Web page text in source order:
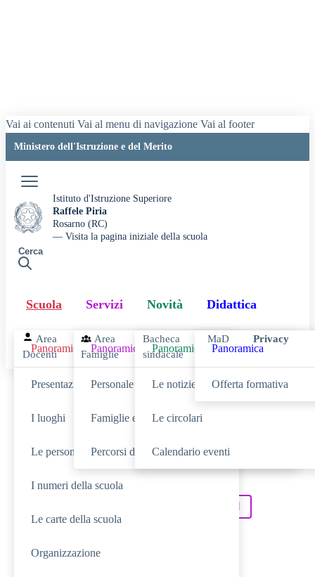
Vai ai contenuti Vai al menu di navigazione Vai al footer
Ministero dell'Istruzione e del Merito
Istituto d'Istruzione Superiore
Raffele Piria
Rosarno (RC)
— Visita la pagina iniziale della scuola
Cerca
Scuola
Panoramica
Presentazione
I luoghi
Le persone
I numeri della scuola
Le carte della scuola
Organizzazione
Servizi
Panoramica
Personale scolastico
Famiglie e studenti
Percorsi di studio
Novità
Panoramica
Le notizie
Le circolari
Calendario eventi
Didattica
Panoramica
Offerta formativa
Area
Docenti
Area
Famiglie
Bacheca
sindacale
MaD Privacy
Cerca
SCUOLA